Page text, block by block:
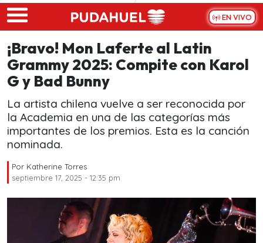
Skip to main content
EN VIVO
¡Bravo! Mon Laferte al Latin
Grammy 2025: Compite con Karol
G y Bad Bunny
La artista chilena vuelve a ser reconocida por
la Academia en una de las categorías más
importantes de los premios. Esta es la canción
nominada.
Por Katherine Torres
septiembre 17, 2025 - 12:35 pm